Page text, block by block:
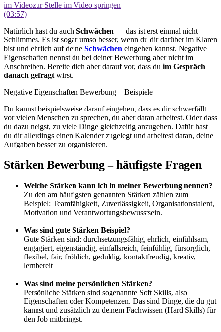
im Videozur Stelle im Video springen
(03:57)
Natürlich hast du auch Schwächen — das ist erst einmal nicht
Schlimmes. Es ist sogar umso besser, wenn du dir darüber im Klaren
bist und ehrlich auf deine Schwächen eingehen kannst. Negative
Eigenschaften nennst du bei deiner Bewerbung aber nicht im
Anschreiben. Bereite dich aber darauf vor, dass du im Gespräch
danach gefragt wirst.
Negative Eigenschaften Bewerbung – Beispiele
Du kannst beispielsweise darauf eingehen, dass es dir schwerfällt
vor vielen Menschen zu sprechen, du aber daran arbeitest. Oder dass
du dazu neigst, zu viele Dinge gleichzeitig anzugehen. Dafür hast
du dir allerdings einen Kalender zugelegt und arbeitest daran, deine
Aufgaben besser zu organisieren.
Stärken Bewerbung – häufigste Fragen
Welche Stärken kann ich in meiner Bewerbung nennen?
Zu den am häufigsten genannten Stärken zählen zum
Beispiel: Teamfähigkeit, Zuverlässigkeit, Organisationstalent,
Motivation und Verantwortungsbewusstsein.
Was sind gute Stärken Beispiel?
Gute Stärken sind: durchsetzungsfähig, ehrlich, einfühlsam,
engagiert, eigenständig, einfallsreich, feinfühlig, fürsorglich,
flexibel, fair, fröhlich, geduldig, kontaktfreudig, kreativ,
lernbereit
Was sind meine persönlichen Stärken?
Persönliche Stärken sind sogenannte Soft Skills, also
Eigenschaften oder Kompetenzen. Das sind Dinge, die du gut
kannst und zusätzlich zu deinem Fachwissen (Hard Skills) für
den Job mitbringst.